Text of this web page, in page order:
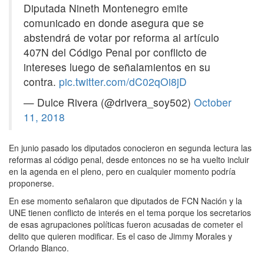
Diputada Nineth Montenegro emite
comunicado en donde asegura que se
abstendrá de votar por reforma al artículo
407N del Código Penal por conflicto de
intereses luego de señalamientos en su
contra. pic.twitter.com/dC02qOi8jD
— Dulce Rivera (@drivera_soy502) October
11, 2018
En junio pasado los diputados conocieron en segunda lectura las
reformas al código penal, desde entonces no se ha vuelto incluir
en la agenda en el pleno, pero en cualquier momento podría
proponerse.
En ese momento señalaron que diputados de FCN Nación y la
UNE tienen conflicto de interés en el tema porque los secretarios
de esas agrupaciones políticas fueron acusadas de cometer el
delito que quieren modificar. Es el caso de Jimmy Morales y
Orlando Blanco.